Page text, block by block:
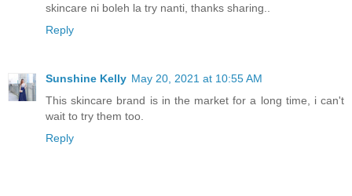
skincare ni boleh la try nanti, thanks sharing..
Reply
Sunshine Kelly May 20, 2021 at 10:55 AM
This skincare brand is in the market for a long time, i can't
wait to try them too.
Reply